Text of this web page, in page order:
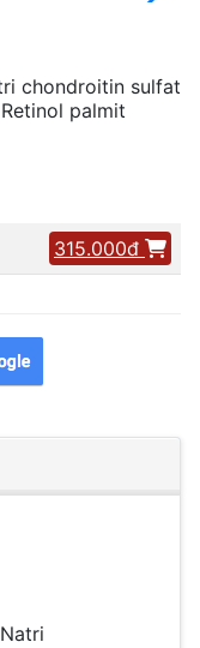
chondroitin sulfat
palmit
315.000đ